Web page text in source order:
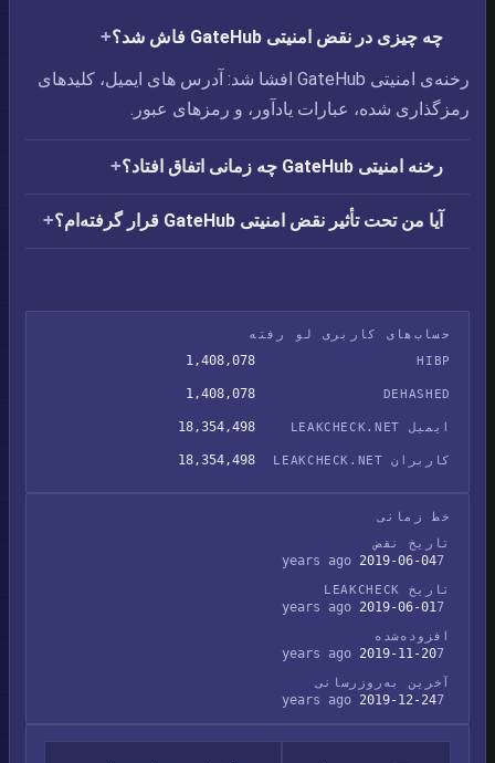
چه چیزی در نقض امنیتی GateHub فاش شد؟
رخنه‌ی امنیتی GateHub افشا شد: آدرس های ایمیل،‏ کلیدهای
رمزگذاری شده،‏ عبارات یادآور، و رمزهای عبور.
رخنه امنیتی GateHub چه زمانی اتفاق افتاد؟
آیا من تحت تأثیر نقض امنیتی GateHub قرار گرفته‌ام؟
حساب‌های کاربری لو رفته
HIBP
1,408,078
DEHASHED
1,408,078
ایمیل LEAKCHECK.NET 18,354,498
کاربران LEAKCHECK.NET 18,354,498
خط زمانی
تاریخ نقض
2019-06-04
تاریخ LEAKCHECK
2019-06-01
افزوده‌شده
2019-11-20
آخرین به‌روزرسانی
2019-12-24